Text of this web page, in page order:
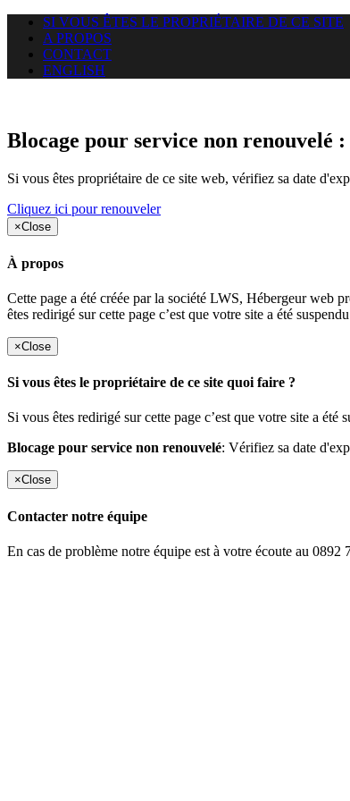
SI VOUS ÊTES LE PROPRIÉTAIRE DE CE SITE
A PROPOS
CONTACT
ENGLISH
Blocage pour service non renouvelé :
Si vous êtes propriétaire de ce site web, vérifiez sa date
Cliquez ici pour renouveler
×Close
À propos
Cette page a été créée par la société LWS, Hébergeur web
êtes redirigé sur cette page c’est que votre site a été
×Close
Si vous êtes le propriétaire de ce site quoi faire ?
Si vous êtes redirigé sur cette page c’est que votre site a été
Blocage pour service non renouvelé: Vérifiez sa date
×Close
Contacter notre équipe
En cas de problème notre équipe est à votre écoute au 0892